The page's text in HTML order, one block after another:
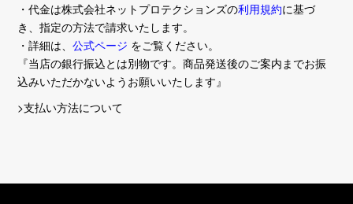
・代金は株式会社ネットプロテクションズの利用規約に基づ
き、指定の方法で請求いたします。
・詳細は、公式ページ をご覧ください。
『当店の銀行振込とは別物です。商品発送後のご案内までお振
込みいただかないようお願いいたします』
>支払い方法について